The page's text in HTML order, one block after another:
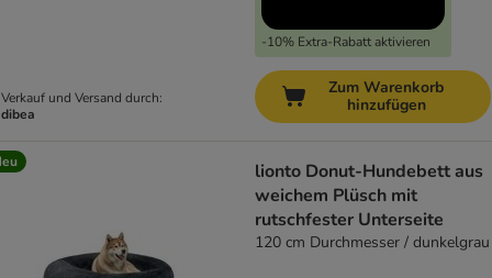
Verkauf und Versand durch:
dibea
-10% Extra-Rabatt aktivieren
Zum Warenkorb
hinzufügen
lionto Donut-Hundebett aus
weichem Plüsch mit
rutschfester Unterseite
120 cm Durchmesser / dunkelgrau